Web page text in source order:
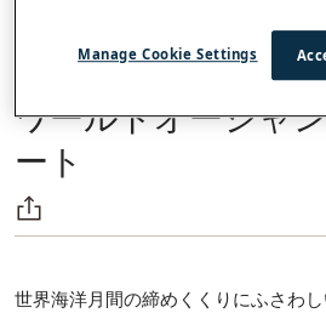
すべてのストーリーに戻る
ワールドオーシャ
ート
世界海洋月間の締めくくりにふさわ
Manage Cookie Settings